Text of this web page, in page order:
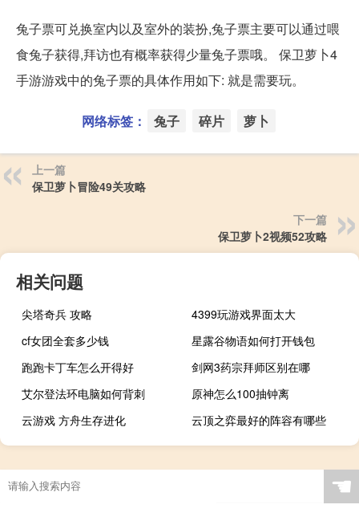
兔子票可兑换室内以及室外的装扮,兔子票主要可以通过喂
食兔子获得,拜访也有概率获得少量兔子票哦。 保卫萝卜4
手游游戏中的兔子票的具体作用如下: 就是需要玩。
网络标签： 兔子 碎片 萝卜
上一篇
保卫萝卜冒险49关攻略
下一篇
保卫萝卜2视频52攻略
相关问题
尖塔奇兵 攻略
4399玩游戏界面太大
cf女团全套多少钱
星露谷物语如何打开钱包
跑跑卡丁车怎么开得好
剑网3药宗拜师区别在哪
艾尔登法环电脑如何背刺
原神怎么100抽钟离
云游戏 方舟生存进化
云顶之弈最好的阵容有哪些
☚